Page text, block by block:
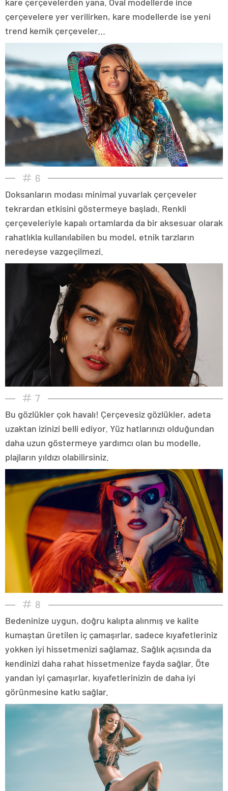
çerçevelere yer verilirken, kare modellerde ise yeni
trend kemik çerçeveler...
6
Doksanların modası minimal yuvarlak çerçeveler
tekrardan etkisini göstermeye başladı. Renkli
çerçeveleriyle kapalı ortamlarda da bir aksesuar olarak
rahatlıkla kullanılabilen bu model, etnik tarzların
neredeyse vazgeçilmezi.
7
Bu gözlükler çok havalı! Çerçevesiz gözlükler, adeta
uzaktan izinizi belli ediyor. Yüz hatlarınızı olduğundan
daha uzun göstermeye yardımcı olan bu modelle,
plajların yıldızı olabilirsiniz.
8
Bedeninize uygun, doğru kalıpta alınmış ve kalite
kumaştan üretilen iç çamaşırlar, sadece kıyafetleriniz
yokken iyi hissetmenizi sağlamaz. Sağlık açısında da
kendinizi daha rahat hissetmenize fayda sağlar. Öte
yandan iyi çamaşırlar, kıyafetlerinizin de daha iyi
görünmesine katkı sağlar.